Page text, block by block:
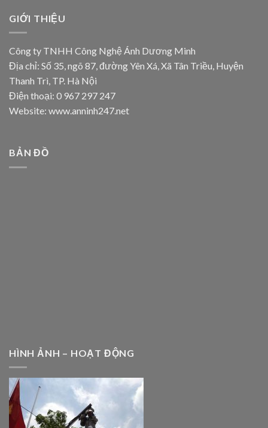
GIỚI THIỆU
Công ty TNHH Công Nghệ Ánh Dương Minh
Địa chỉ: Số 35, ngõ 87, đường Yên Xá, Xã Tân Triều, Huyện
Thanh Trì, TP. Hà Nội
Điện thoại: 0 967 297 247
Website: www.anninh247.net
BẢN ĐỒ
HÌNH ẢNH – HOẠT ĐỘNG